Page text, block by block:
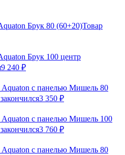
Брук 80 (60+20)Товар
Брук 100 центр
9 240 ₽
с панелью Мишель 80
3 350 ₽
с панелью Мишель 100
3 760 ₽
с панелью Мишель 80